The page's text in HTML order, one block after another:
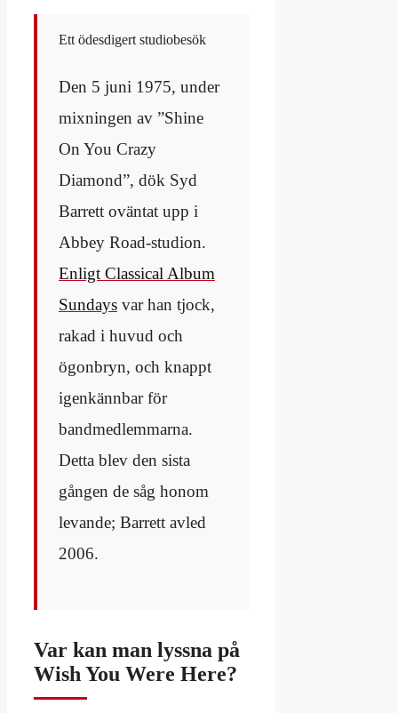
Ett ödesdigert studiobesök
Den 5 juni 1975, under
mixningen av ”Shine
On You Crazy
Diamond”, dök Syd
Barrett oväntat upp i
Abbey Road-studion.
Enligt Classical Album
Sundays var han tjock,
rakad i huvud och
ögonbryn, och knappt
igenkännbar för
bandmedlemmarna.
Detta blev den sista
gången de såg honom
levande; Barrett avled
2006.
Var kan man lyssna på
Wish You Were Here?